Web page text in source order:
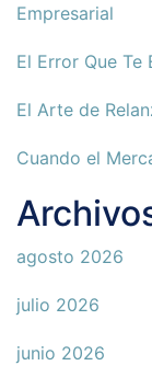
Empresarial
El Error Que Te
El Arte de
Cuando el
agosto 2026
julio 2026
junio 2026